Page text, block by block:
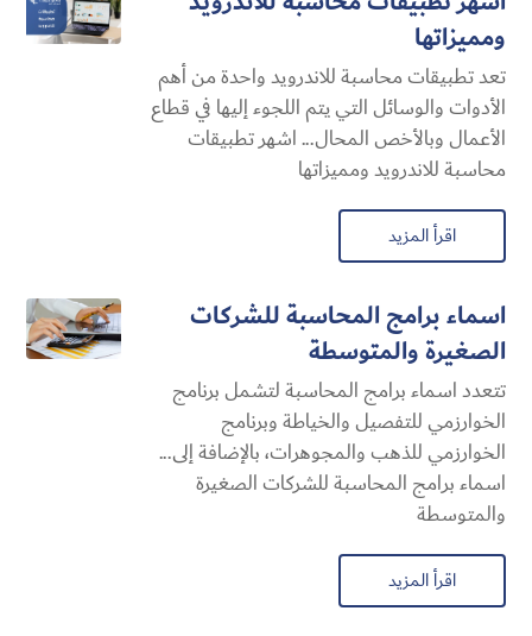
ومميزاتها
تعد تطبيقات محاسبة للاندرويد واحدة من أهم
الأدوات والوسائل التي يتم اللجوء إليها في قطاع
الأعمال وبالأخص المحال... اشهر تطبيقات
محاسبة للاندرويد ومميزاتها
اقرأ المزيد
اسماء برامج المحاسبة للشركات
الصغيرة والمتوسطة
تتعدد اسماء برامج المحاسبة لتشمل برنامج
الخوارزمي للتفصيل والخياطة وبرنامج
الخوارزمي للذهب والمجوهرات، بالإضافة إلى...
اسماء برامج المحاسبة للشركات الصغيرة
والمتوسطة
اقرأ المزيد